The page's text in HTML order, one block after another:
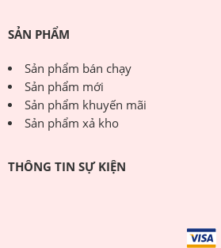
SẢN PHẨM
Sản phẩm bán chạy
Sản phẩm mới
Sản phẩm khuyến mãi
Sản phẩm xả kho
THÔNG TIN SỰ KIỆN